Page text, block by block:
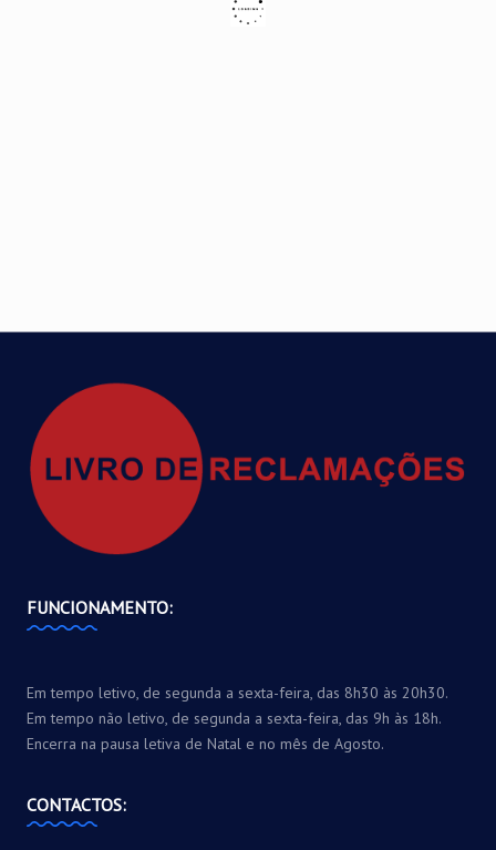
FUNCIONAMENTO:
Em tempo letivo, de segunda a sexta-feira, das 8h30 às 20h30.
Em tempo não letivo, de segunda a sexta-feira, das 9h às 18h.
Encerra na pausa letiva de Natal e no mês de Agosto.
CONTACTOS: